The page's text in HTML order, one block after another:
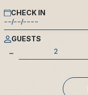
CHECK IN
GUESTS
-